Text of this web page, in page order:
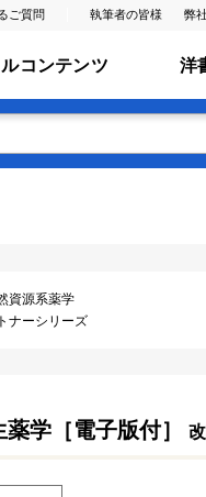
ご質問 執筆者の皆様 弊
コンテンツ 洋
資源系薬学
ナーシリーズ
学［電子版付］